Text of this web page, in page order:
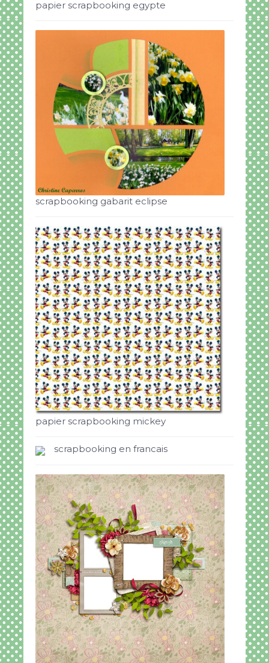
papier scrapbooking egypte
scrapbooking gabarit eclipse
papier scrapbooking mickey
scrapbooking en francais